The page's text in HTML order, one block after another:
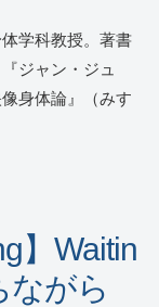
学科教授。著書
ジャン・ジュ
身体論』（みす
】Waitin
ながら